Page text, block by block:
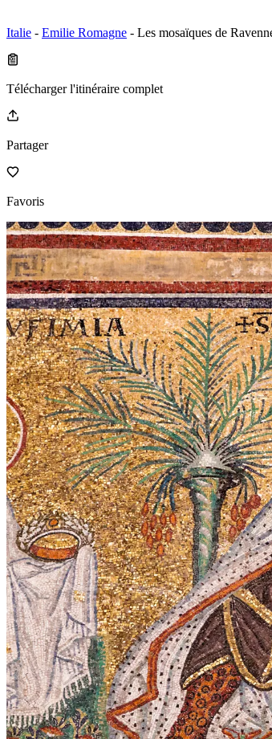
Italie - Emilie Romagne - Les mosaïques de
Télécharger l'itinéraire complet
Partager
Favoris